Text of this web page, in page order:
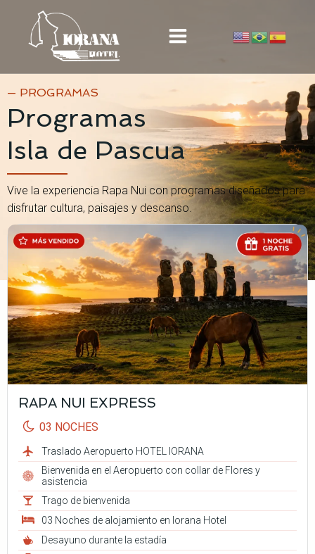
contenido
— PROGRAMAS
Programas
Isla de Pascua
Vive la experiencia Rapa Nui con programas diseñados para
disfrutar cultura, paisajes y descanso.
RAPA NUI EXPRESS
03 NOCHES
Traslado Aeropuerto HOTEL IORANA
Bienvenida en el Aeropuerto con collar de Flores y
asistencia
Trago de bienvenida
03 Noches de alojamiento en Iorana Hotel
Desayuno durante la estadía